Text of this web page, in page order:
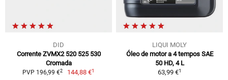
DID
Corrente ZVMX2 520 525 530
Cromada
PVP 196,99 €2 144,88 €1
LIQUI MOLY
Óleo de motor a 4 tempos SAE
50 HD, 4 L
63,99 €1